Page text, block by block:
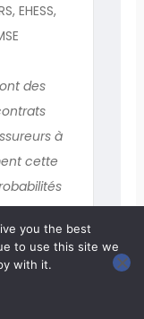
EHESS,
des
à
cette
» au
vont
de
l’heure
you the best
to use this site we
with it.